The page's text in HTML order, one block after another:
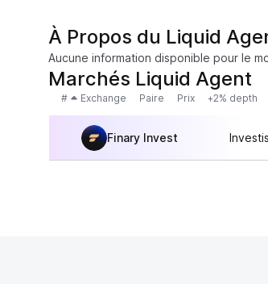
À Propos du Liquid
Aucune information disponible pour le
Marchés Liquid Agent
# Exchange Paire Prix +2% depth
Finary Invest